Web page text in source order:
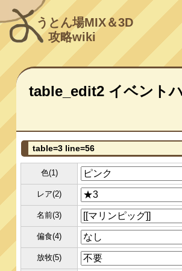
うとん場MIX＆3D
攻略wiki
table_edit2 イベント
table=3 line=56
色(1)
レア(2)
名前(3)
偏食(4)
放牧(5)